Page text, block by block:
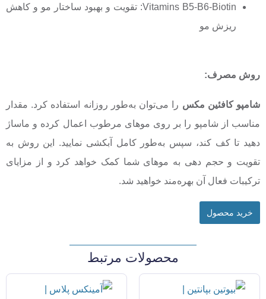
Vitamins B5-B6-Biotin: تقویت و بهبود ساختار مو و کاهش
ریزش مو
روش مصرف:
شامپو کافئین مکس را می‌توان به‌طور روزانه استفاده کرد. مقدار
مناسب از شامپو را بر روی موهای مرطوب اعمال کرده و ماساژ
دهید تا کف کند، سپس به‌طور کامل آبکشی نمایید. این روش به
تقویت و حجم دهی به موهای شما کمک خواهد کرد و از مزایای
ترکیبات فعال آن بهره‌مند خواهید شد.
خرید محصول
محصولات مرتبط